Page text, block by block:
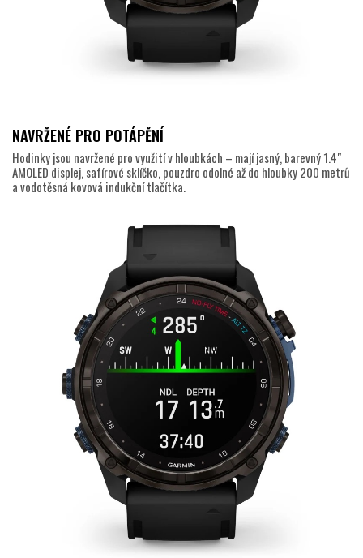
NAVRŽENÉ PRO POTÁPĚNÍ
Hodinky jsou navržené pro využití v hloubkách – mají jasný, barevný 1.4″
AMOLED displej, safírové sklíčko, pouzdro odolné až do hloubky 200 metrů
a vodotěsná kovová indukční tlačítka.